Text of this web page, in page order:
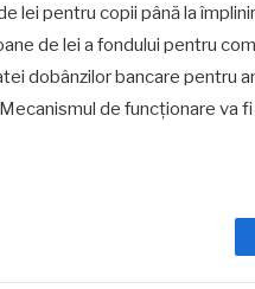
lei pentru copii până la
de lei a fondului pentru
dobânzilor bancare pentru
de funcționare va fi